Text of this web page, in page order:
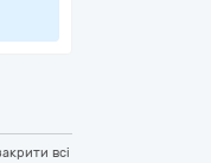
всі